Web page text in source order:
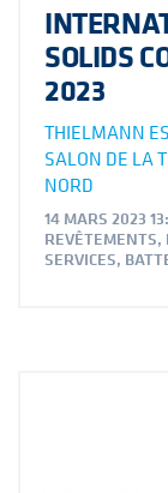
SOLIDS
2023
THIELMANN
SALON DE LA
NORD
14 MARS 2023
REVÊTEMENTS,
SERVICES,